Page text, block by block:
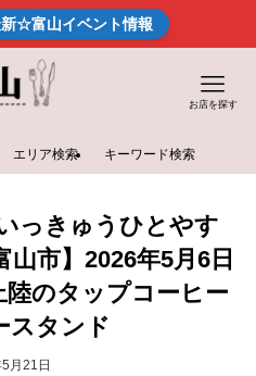
☆富山イベント情報
お店を探す
エリア検索 キーワード検索
っきゅうひとやす
市】2026年5月6日
のタップコーヒー
スタンド
月21日